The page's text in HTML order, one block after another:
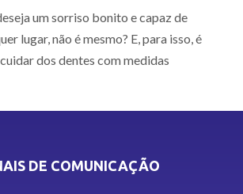
um sorriso bonito e capaz de
lugar, não é mesmo? E, para isso, é
dos dentes com medidas
DE COMUNICAÇÃO